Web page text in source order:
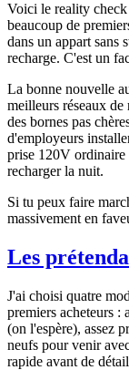
Voici le reality
beaucoup de
dans un appart sans
recharge. C'est un
La bonne nouvelle
meilleurs réseaux
des bornes pas
d'employeurs
prise 120V ordinaire
recharger la nuit.
Si tu peux faire
massivement en
Les
J'ai choisi quatre
premiers acheteurs :
(on l'espère), assez
neufs pour venir
rapide avant de